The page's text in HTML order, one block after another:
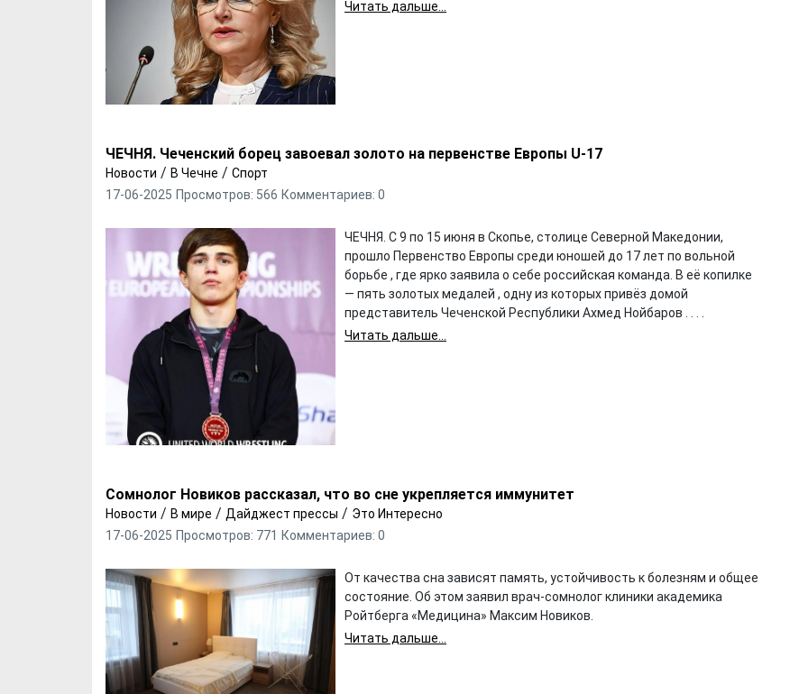
Читать дальше...
ЧЕЧНЯ. Чеченский борец завоевал золото на первенстве Европы U-17
Новости / В Чечне / Спорт
17-06-2025 Просмотров: 566 Комментариев: 0
ЧЕЧНЯ. С 9 по 15 июня в Скопье, столице Северной Македонии,
прошло Первенство Европы среди юношей до 17 лет по вольной
борьбе , где ярко заявила о себе российская команда. В её копилке
— пять золотых медалей , одну из которых привёз домой
представитель Чеченской Республики Ахмед Нойбаров . . . .
Читать дальше...
Сомнолог Новиков рассказал, что во сне укрепляется иммунитет
Новости / В мире / Дайджест прессы / Это Интересно
17-06-2025 Просмотров: 771 Комментариев: 0
От качества сна зависят память, устойчивость к болезням и общее
состояние. Об этом заявил врач-сомнолог клиники академика
Ройтберга «Медицина» Максим Новиков.
Читать дальше...
Х. Гапураев. Капкан
для Зелимхана (Отр.
из романа «1овда»)
ЧЕЧНЯ. А. Тугузов.